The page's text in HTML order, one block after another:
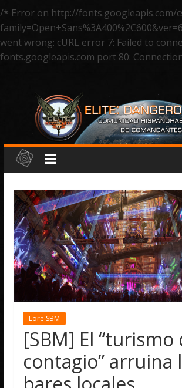
/* Error on http://fonts.googleapis.com/
went wrong: cURL error 7: Failed to
fonts.googleapis.com port 80:
Lore SBM
[SBM] El “turismo
contagio” arruina